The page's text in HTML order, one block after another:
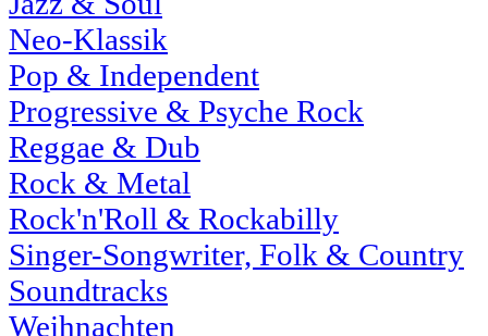
Neo-Klassik
Pop & Independent
Progressive & Psyche Rock
Reggae & Dub
Rock & Metal
Rock'n'Roll & Rockabilly
Singer-Songwriter, Folk & Country
Soundtracks
Weihnachten